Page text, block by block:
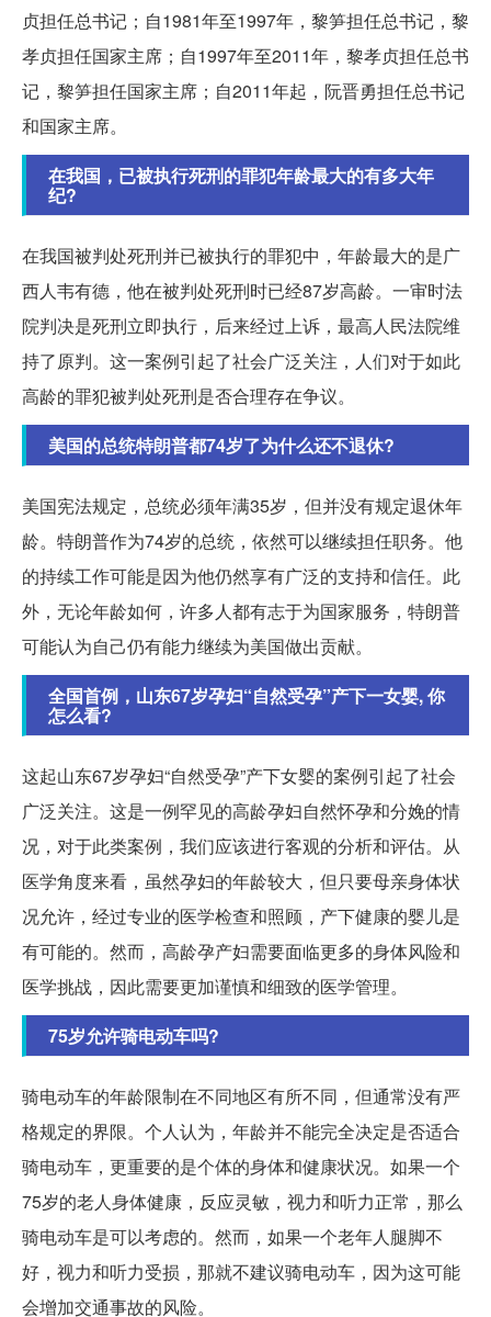
贞担任总书记；自1981年至1997年，黎笋担任总书记，黎
孝贞担任国家主席；自1997年至2011年，黎孝贞担任总书
记，黎笋担任国家主席；自2011年起，阮晋勇担任总书记
和国家主席。
在我国，已被执行死刑的罪犯年龄最大的有多大年
纪?
在我国被判处死刑并已被执行的罪犯中，年龄最大的是广
西人韦有德，他在被判处死刑时已经87岁高龄。一审时法
院判决是死刑立即执行，后来经过上诉，最高人民法院维
持了原判。这一案例引起了社会广泛关注，人们对于如此
高龄的罪犯被判处死刑是否合理存在争议。
美国的总统特朗普都74岁了为什么还不退休?
美国宪法规定，总统必须年满35岁，但并没有规定退休年
龄。特朗普作为74岁的总统，依然可以继续担任职务。他
的持续工作可能是因为他仍然享有广泛的支持和信任。此
外，无论年龄如何，许多人都有志于为国家服务，特朗普
可能认为自己仍有能力继续为美国做出贡献。
全国首例，山东67岁孕妇“自然受孕”产下一女婴, 你
怎么看?
这起山东67岁孕妇“自然受孕”产下女婴的案例引起了社会
广泛关注。这是一例罕见的高龄孕妇自然怀孕和分娩的情
况，对于此类案例，我们应该进行客观的分析和评估。从
医学角度来看，虽然孕妇的年龄较大，但只要母亲身体状
况允许，经过专业的医学检查和照顾，产下健康的婴儿是
有可能的。然而，高龄孕产妇需要面临更多的身体风险和
医学挑战，因此需要更加谨慎和细致的医学管理。
75岁允许骑电动车吗?
骑电动车的年龄限制在不同地区有所不同，但通常没有严
格规定的界限。个人认为，年龄并不能完全决定是否适合
骑电动车，更重要的是个体的身体和健康状况。如果一个
75岁的老人身体健康，反应灵敏，视力和听力正常，那么
骑电动车是可以考虑的。然而，如果一个老年人腿脚不
好，视力和听力受损，那就不建议骑电动车，因为这可能
会增加交通事故的风险。